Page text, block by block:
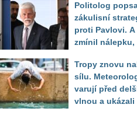
zvířat
Politolog
zákulisní
proti Pavlovi. A
zmínil nálepku,
volbou uškodit
Tropy znovu
sílu.
varují před
vlnou a ukázali